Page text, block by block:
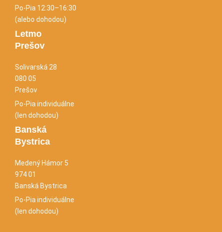
Po-Pia 12:30–16:30
(alebo dohodou)
Letmo
Prešov
Solivarská 28
080 05
Prešov
Po-Pia individuálne
(len dohodou)
Banská
Bystrica
Medený Hámor 5
974 01
Banská Bystrica
Po-Pia individuálne
(len dohodou)